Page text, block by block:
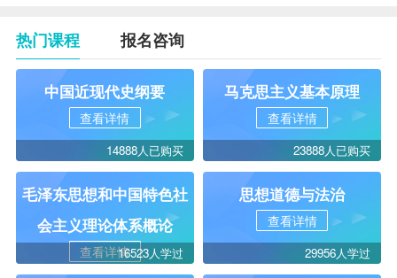
热门课程 报名咨询
中国近现代史纲要
查看详情
14888人已购买
马克思主义基本原理
查看详情
23888人已购买
毛泽东思想和中国特色社
会主义理论体系概论
查看详情16523人学过
思想道德与法治
查看详情
29956人学过